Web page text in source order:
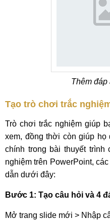
Thêm đáp
Tạo trò chơi trắc
Trò chơi trắc nghiệm giúp
xem, đồng thời còn giúp
chính trong bài thuyết
nghiệm trên PowerPoint,
dẫn dưới đây:
Bước 1: Tạo câu hỏi và 4
Mở trang slide mới > Nhập